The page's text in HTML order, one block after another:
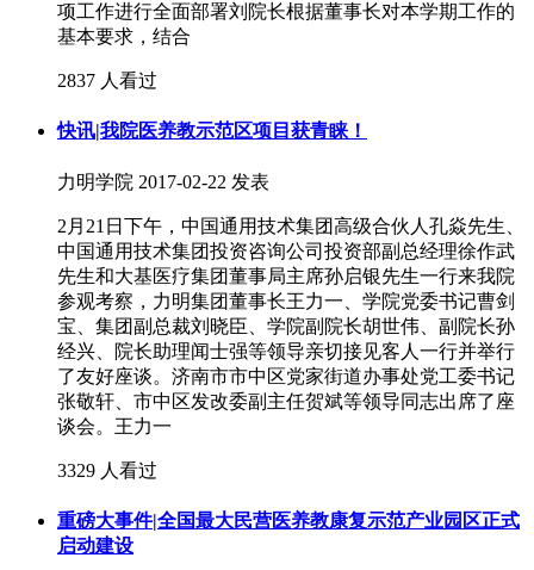
项工作进行全面部署刘院长根据董事长对本学期工作的
基本要求，结合
2837 人看过
快讯|我院医养教示范区项目获青睐！
力明学院 2017-02-22 发表
2月21日下午，中国通用技术集团高级合伙人孔焱先生、
中国通用技术集团投资咨询公司投资部副总经理徐作武
先生和大基医疗集团董事局主席孙启银先生一行来我院
参观考察，力明集团董事长王力一、学院党委书记曹剑
宝、集团副总裁刘晓臣、学院副院长胡世伟、副院长孙
经兴、院长助理闻士强等领导亲切接见客人一行并举行
了友好座谈。济南市市中区党家街道办事处党工委书记
张敬轩、市中区发改委副主任贺斌等领导同志出席了座
谈会。王力一
3329 人看过
重磅大事件|全国最大民营医养教康复示范产业园区正式
启动建设